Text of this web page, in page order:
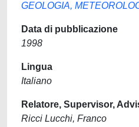
GEOLOGIA,
Data di pubblicazione
1998
Lingua
Italiano
Relatore, Supervisor,
Ricci Lucchi, Franco